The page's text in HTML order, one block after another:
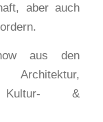
aber auch
aus den
Architektur,
Kultur- &